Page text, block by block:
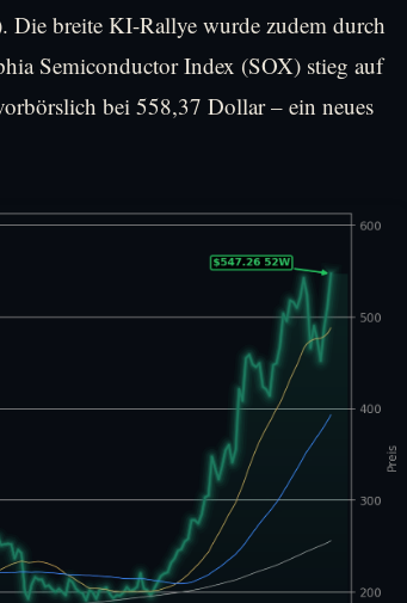
breite KI-Rallye wurde zudem durch
Semiconductor Index (SOX) stieg auf
bei 558,37 Dollar – ein neues